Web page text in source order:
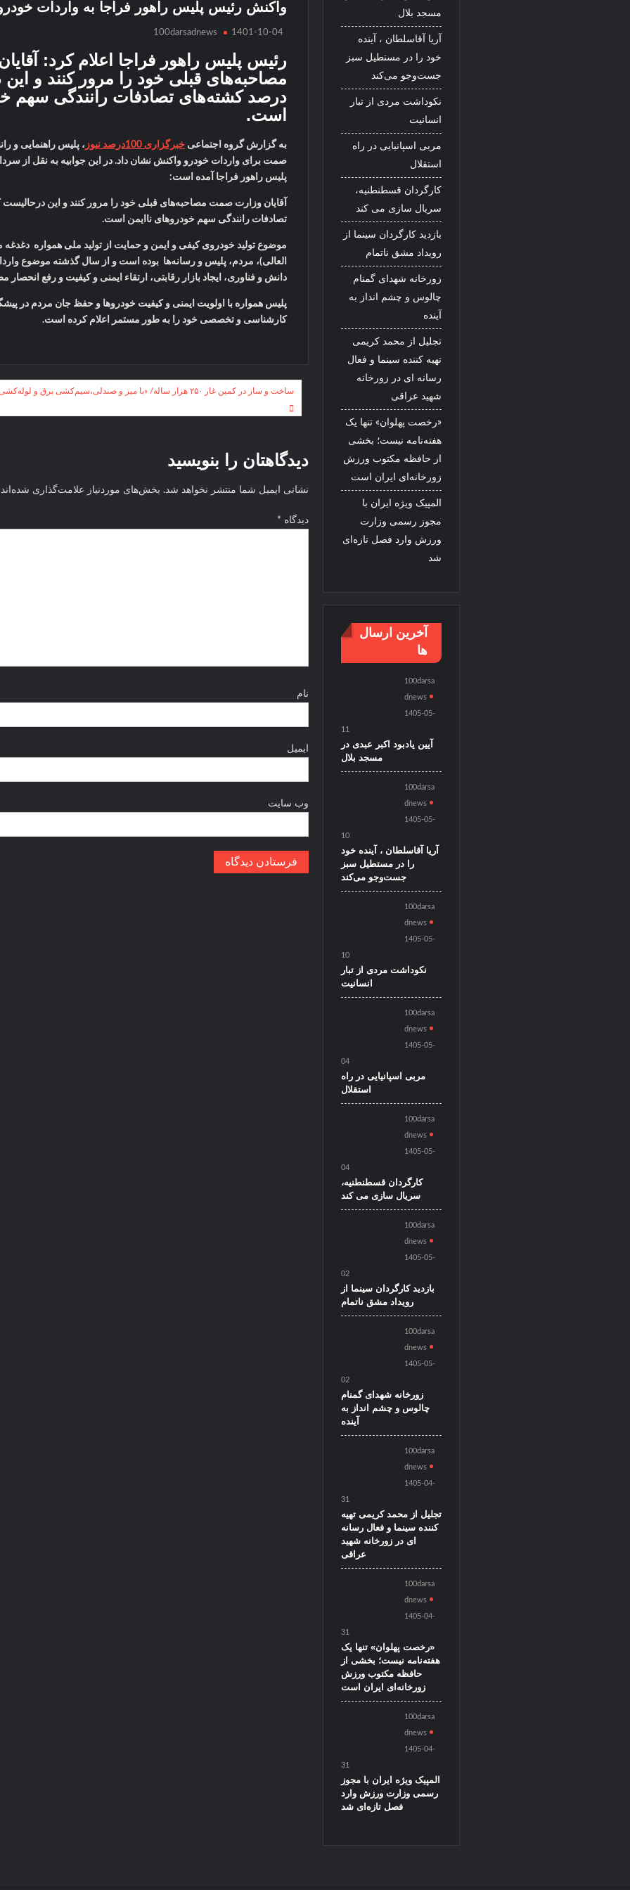
واکنش رئیس پلیس راهور فراجا به واردات
100darsadnews 1401-10-04
رئیس پلیس راهور فراجا اعلام کرد:
درصد کشته‌های تصادفات رانندگی سهم
است.
به گزارش گروه اجتماعی خبرگزاری 1 00 درصد نیوز ، پلیس راهنمایی و
صمت برای واردات خودرو واکنش نشان داد. در این جوابیه به نقل از
پلیس راهور فراجا آمده است:
تصادفات رانندگی سهم خودروهای ناایمن است.
موضوع تولید خودروی کیفی و ایمن و حمایت از تولید ملی همواره
العالی)، مردم، پلیس و رسانه‌ها بوده است و از سال گذشته موضوع
دانش و فناوری، ایجاد بازار رقابتی، ارتقاء ایمنی و کیفیت و رفع
پلیس همواره با اولویت ایمنی و کیفیت خودروها و حفظ جان مردم در
کارشناسی و تخصصی خود را به طور مستمر اعلام کرده است.
راهبری
نوشته
ساخت و ساز در کمین غار ۲۵۰ هزار ساله/ «با میز و صندلی،سیم‌کشی برق و لوله‌کشی، غار به سازه انسانی تبدیل می‌شود»
دیدگاهتان را بنویسید
نشانی ایمیل شما منتشر نخواهد شد. بخش‌های موردنیاز علامت‌گذاری
دیدگاه *
نام
ایمیل
وب‌ سایت
مسجد بلال
آریا آقاسلطان ، آینده
خود را در مستطیل سبز
جست‌وجو می‌کند
نکوداشت مردی از تبار
انسانیت
مربی اسپانیایی در راه
استقلال
کارگردان قسطنطنیه،
سریال سازی می کند
بازدید کارگردان سینما از
رویداد مشق ناتمام
زورخانه شهدای گمنام
چالوس و چشم انداز به
آینده
تجلیل از محمد کریمی
تهیه کننده سینما و فعال
رسانه ای در زورخانه
شهید عراقی
«رخصت پهلوان» تنها یک
هفته‌نامه نیست؛ بخشی
از حافظه مکتوب ورزش
زورخانه‌ای ایران است
المپیک ویژه ایران با
مجوز رسمی وزارت
ورزش وارد فصل تازه‌ای
شد
آخرین ارسال
ها
100darsa
dnews
1405-05-
11
آیین یادبود اکبر عبدی در
مسجد بلال
100darsa
dnews
1405-05-
10
آریا آقاسلطان ، آینده خود
را در مستطیل سبز
جست‌وجو می‌کند
100darsa
dnews
1405-05-
10
نکوداشت مردی از تبار
انسانیت
100darsa
dnews
1405-05-
04
مربی اسپانیایی در راه
استقلال
100darsa
dnews
1405-05-
04
کارگردان قسطنطنیه،
سریال سازی می کند
100darsa
dnews
1405-05-
02
بازدید کارگردان سینما از
رویداد مشق ناتمام
100darsa
dnews
1405-05-
02
زورخانه شهدای گمنام
چالوس و چشم انداز به
آینده
100darsa
dnews
1405-04-
31
تجلیل از محمد کریمی تهیه
کننده سینما و فعال رسانه
ای در زورخانه شهید
عراقی
100darsa
dnews
1405-04-
31
«رخصت پهلوان» تنها یک
هفته‌نامه نیست؛ بخشی از
حافظه مکتوب ورزش
زورخانه‌ای ایران است
100darsa
dnews
1405-04-
31
المپیک ویژه ایران با مجوز
رسمی وزارت ورزش وارد
فصل تازه‌ای شد